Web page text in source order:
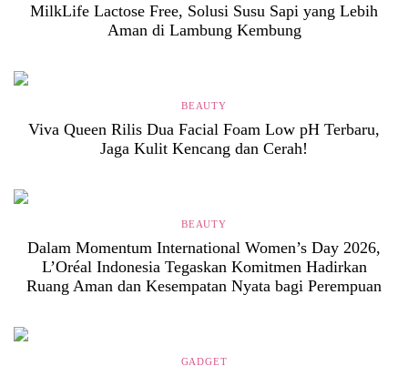
MilkLife Lactose Free, Solusi Susu Sapi yang Lebih
Aman di Lambung Kembung
BEAUTY
Viva Queen Rilis Dua Facial Foam Low pH Terbaru,
Jaga Kulit Kencang dan Cerah!
BEAUTY
Dalam Momentum International Women’s Day 2026,
L’Oréal Indonesia Tegaskan Komitmen Hadirkan
Ruang Aman dan Kesempatan Nyata bagi Perempuan
GADGET